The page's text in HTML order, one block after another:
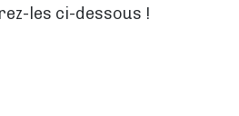
les ci-dessous !